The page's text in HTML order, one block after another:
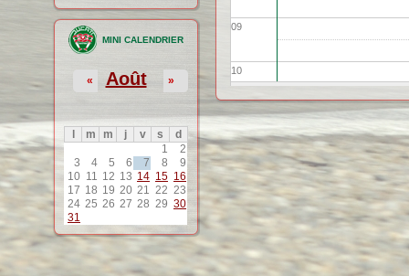
MINI CALENDRIER
Août
« »
m m j v s
d
1
2
3
4 5 6 7 8
9
10 11 12 13 14 15 16
17 18 19 20 21 22 23
24 25 26 27 28 29 30
31
09
10
11
12
13